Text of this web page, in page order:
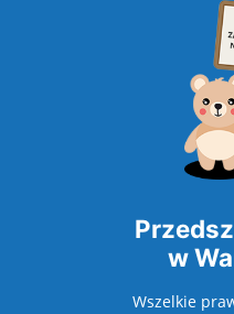
w
Wszelkie